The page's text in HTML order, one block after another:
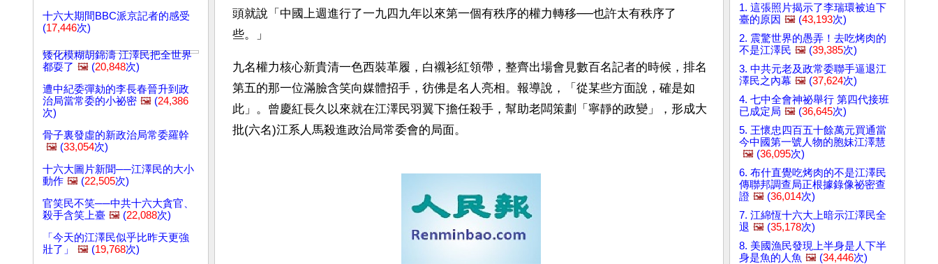
十六大期間BBC派京記者的感受
(17,446次)
矮化模糊胡錦濤 江澤民把全世界
都耍了 🖼️ (20,848次)
遭中紀委彈劾的李長春晉升到政
治局當常委的小祕密 🖼️ (24,386
次)
骨子裏發虛的新政治局常委羅幹
🖼️ (33,054次)
十六大圖片新聞──江澤民的大小
動作 🖼️ (22,505次)
官笑民不笑──中共十六大貪官、
殺手含笑上臺 🖼️ (22,088次)
「今天的江澤民似乎比昨天更強
壯了」
🖼️ (19,768次)
頭就說「中國上週進行了一九四九年以來第一個有秩序的權力轉移──也許太有秩序了
些。」
九名權力核心新貴清一色西裝革履，白襯衫紅領帶，整齊出場會見數百名記者的時候，排名
第五的那一位滿臉含笑向媒體招手，彷佛是名人亮相。報導說，「從某些方面說，確是如
此」。曾慶紅長久以來就在江澤民羽翼下擔任殺手，幫助老闆策劃「寧靜的政變」，形成大
批(六名)江系人馬殺進政治局常委會的局面。
1. 這張照片揭示了李瑞環被迫下
臺的原因 🖼️ (43,193次)
2. 震驚世界的愚弄！去吃烤肉的
不是江澤民 🖼️ (39,385次)
3. 中共元老及政常委聯手逼退江
澤民之內幕 🖼️ (37,624次)
4. 七中全會神祕舉行 第四代接班
已成定局 🖼️ (36,645次)
5. 王懷忠四百五十餘萬元買通當
今中國第一號人物的胞妹江澤慧
🖼️ (36,095次)
6. 布什直覺吃烤肉的不是江澤民
傳聯邦調查局正根據錄像祕密查
證 🖼️ (36,014次)
7. 江綿恆十六大上暗示江澤民全
退 🖼️ (35,178次)
8. 美國漁民發現上半身是人下半
身是魚的人魚 🖼️ (34,446次)